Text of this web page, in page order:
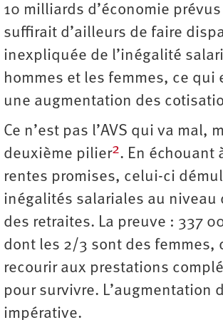
10 milliards d’économie prévus
suffirait d’ailleurs de faire
inexpliquée de l’inégalité
hommes et les femmes, ce qui
une augmentation des
Ce n’est pas l’AVS qui va mal,
deuxième pilier2. En échouant
rentes promises, celui-ci
inégalités salariales au niveau
des retraites. La preuve : 337
dont les 2/3 sont des femmes,
recourir aux prestations
pour survivre. L’augmentation
impérative.